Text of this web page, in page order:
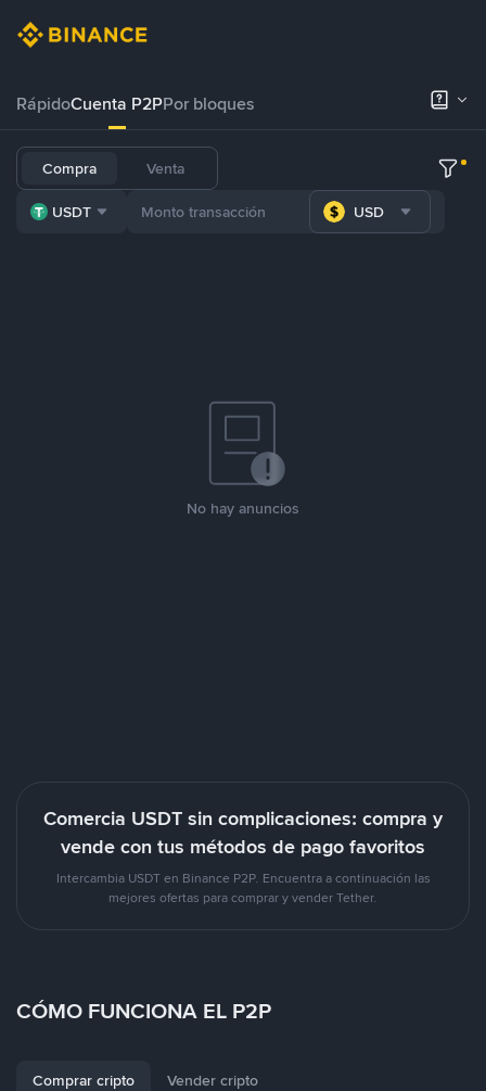
RápidoCuenta P2PPor bloques
Compra Venta
USDT USD
No hay anuncios
Comercia USDT sin complicaciones: compra y
vende con tus métodos de pago favoritos
Intercambia USDT en Binance P2P. Encuentra a continuación las
mejores ofertas para comprar y vender Tether.
CÓMO FUNCIONA EL P2P
Comprar cripto Vender cripto